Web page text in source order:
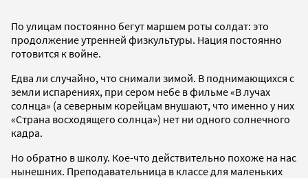
По улицам постоянно бегут маршем роты солдат: это
продолжение утренней физкультуры. Нация постоянно
готовится к войне.
Едва ли случайно, что снимали зимой. В поднимающихся с
земли испарениях, при сером небе в фильме «В лучах
солнца» (а северным корейцам внушают, что именно у них
«Страна восходящего солнца») нет ни одного солнечного
кадра.
Но обратно в школу. Кое-что действительно похоже на нас
нынешних. Преподавательница в классе для маленьких